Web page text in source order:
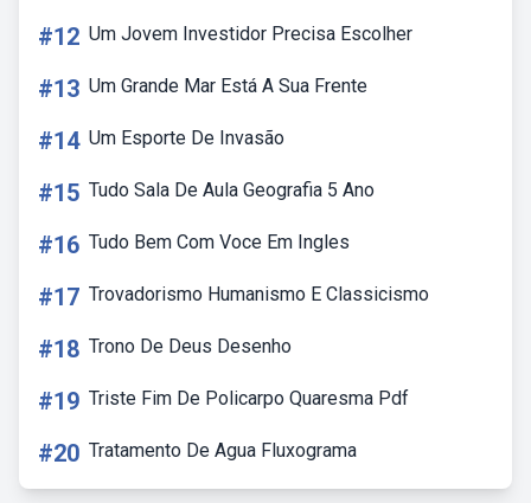
#12 Um Jovem Investidor Precisa Escolher
#13 Um Grande Mar Está A Sua Frente
#14 Um Esporte De Invasão
#15 Tudo Sala De Aula Geografia 5 Ano
#16 Tudo Bem Com Voce Em Ingles
#17 Trovadorismo Humanismo E Classicismo
#18 Trono De Deus Desenho
#19 Triste Fim De Policarpo Quaresma Pdf
#20 Tratamento De Agua Fluxograma